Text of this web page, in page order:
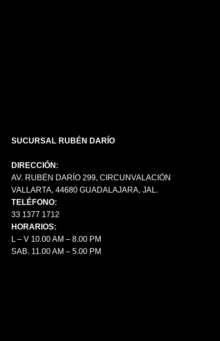
SUCURSAL RUBÉN DARÍO
DIRECCIÓN:
AV. RUBÉN DARÍO 299, CIRCUNVALACIÓN
VALLARTA, 44680 GUADALAJARA, JAL.
TELÉFONO:
33 1377 1712
HORARIOS:
L – V 10.00 AM – 8.00 PM
SAB. 11.00 AM – 5.00 PM